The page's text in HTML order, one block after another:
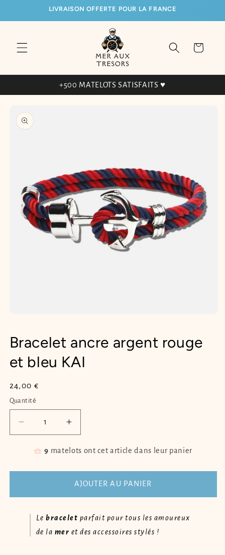
AU
LIVRAISON OFFERTE POUR LA FRANCE
Panier
+500 MATELOTS SATISFAITS ♥
INFORMATIONS
PRODUITS
1
dans
fenêtre
modale
Bracelet ancre argent rouge
et bleu KAI
Prix
habituel
24,00 €
Quantité
Quantité
Réduire
la
quantité
Bracelet
argent
bleu
Augmenter
la
quantité
Bracelet
ancre
argent
et
bleu
🧺 9 matelots ont cet article dans leur panier
AJOUTER AU PANIER
Lebracelet parfait pour tous les amoureux
de la mer et des accessoires stylés !